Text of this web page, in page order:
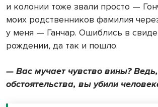
и колонии тоже звали просто —
моих родственников фамилия
у меня — Ганчар. Ошиблись в
рождении, да так и пошло.
— Вас мучает чувство вины?
обстоятельства, вы убили